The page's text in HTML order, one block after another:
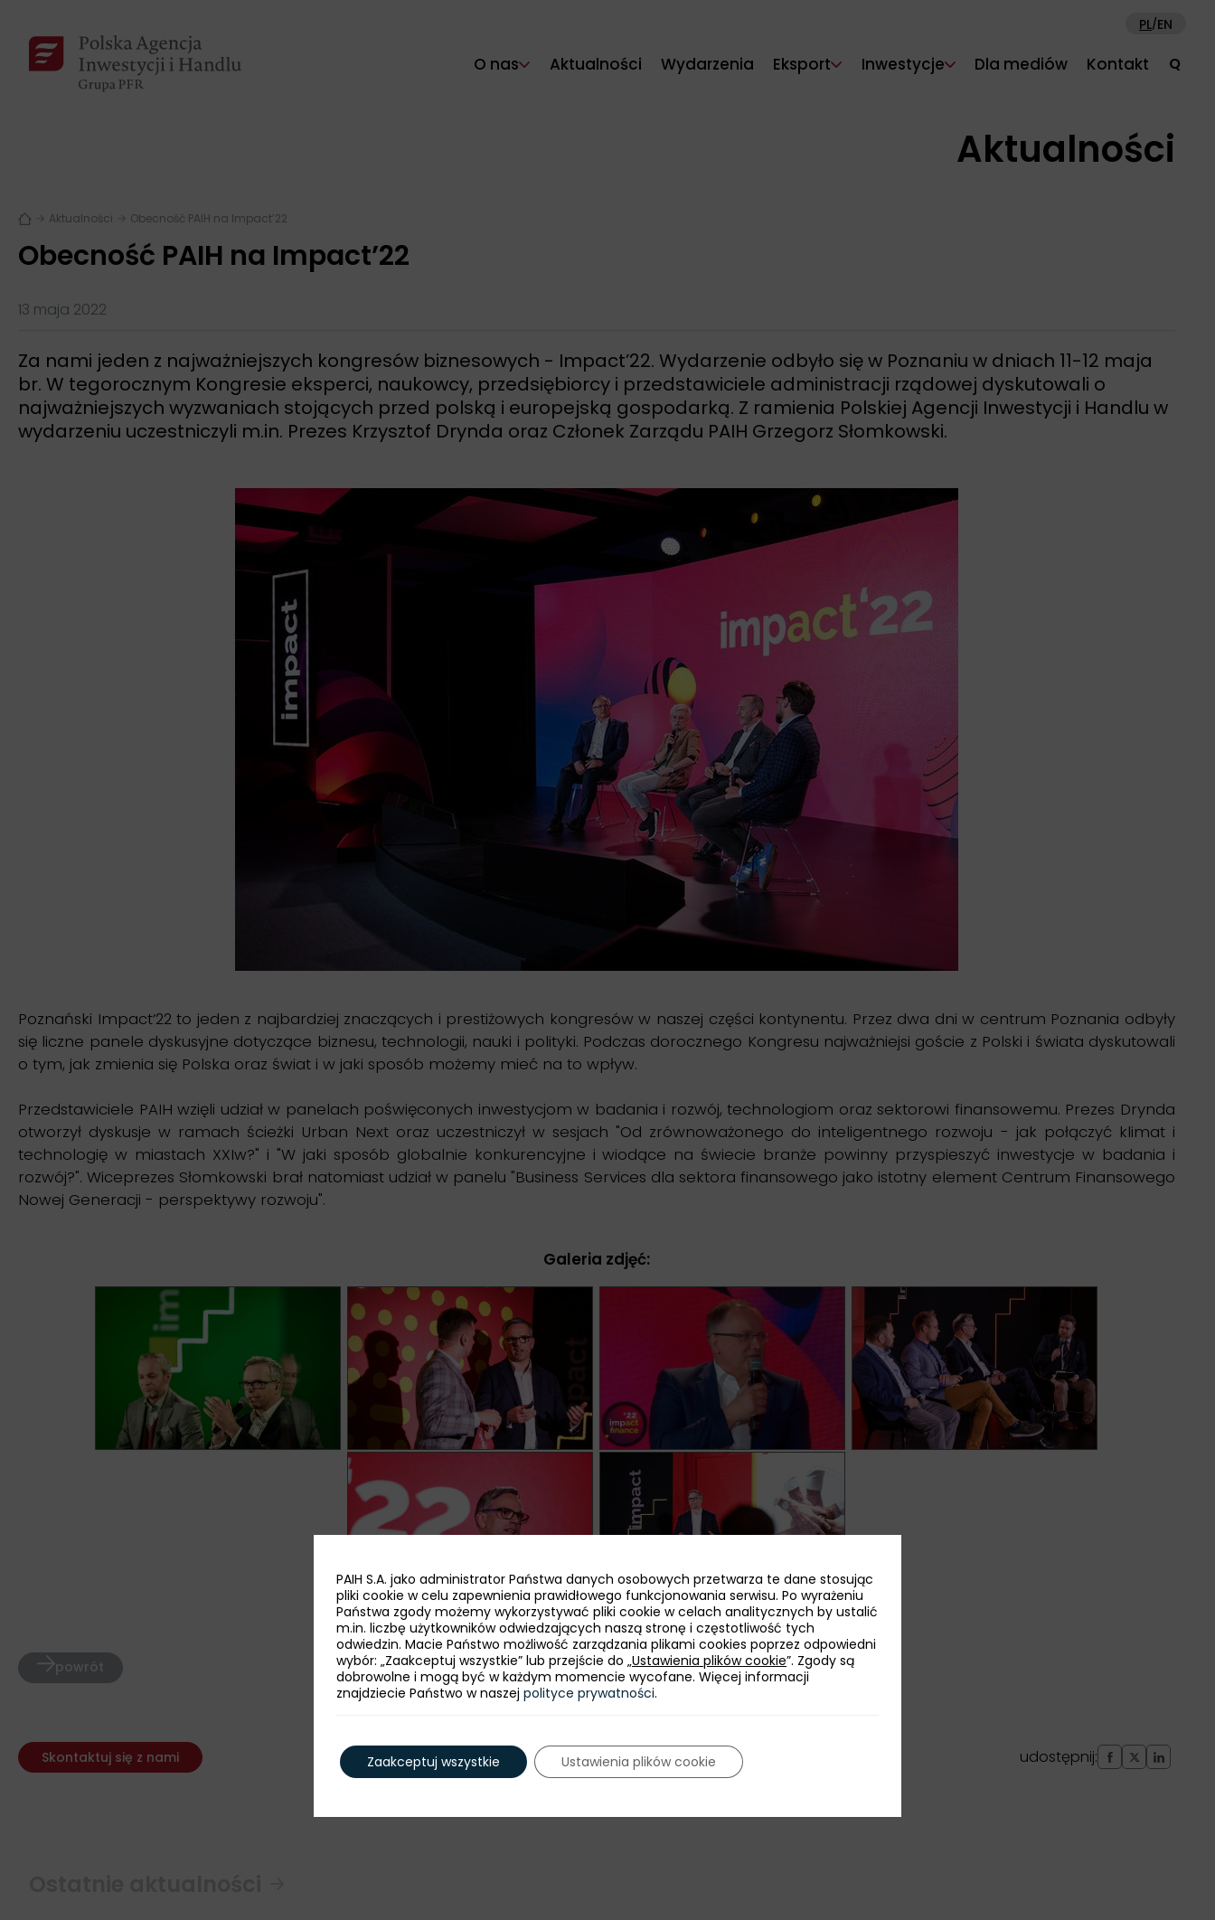
O nas Aktualności Wydarzenia Eksport Inwestycje Dla mediów Kontakt Q
PL/EN
Aktualności
Aktualności Obecność PAIH na Impact’22
Obecność PAIH na Impact’22
13 maja 2022
Za nami jeden z najważniejszych kongresów biznesowych - Impact’22. Wydarzenie odbyło się w Poznaniu w dniach 11-12 maja
br. W tegorocznym Kongresie eksperci, naukowcy, przedsiębiorcy i przedstawiciele administracji rządowej dyskutowali o
najważniejszych wyzwaniach stojących przed polską i europejską gospodarką. Z ramienia Polskiej Agencji Inwestycji i Handlu w
wydarzeniu uczestniczyli m.in. Prezes Krzysztof Drynda oraz Członek Zarządu PAIH Grzegorz Słomkowski.
Poznański Impact’22 to jeden z najbardziej znaczących i prestiżowych kongresów w naszej części kontynentu. Przez dwa dni w centrum Poznania odbyły
się liczne panele dyskusyjne dotyczące biznesu, technologii, nauki i polityki. Podczas dorocznego Kongresu najważniejsi goście z Polski i świata dyskutowali
o tym, jak zmienia się Polska oraz świat i w jaki sposób możemy mieć na to wpływ.
Przedstawiciele PAIH wzięli udział w panelach poświęconych inwestycjom w badania i rozwój, technologiom oraz sektorowi finansowemu. Prezes Drynda
otworzył dyskusje w ramach ścieżki Urban Next oraz uczestniczył w sesjach "Od zrównoważonego do inteligentnego rozwoju - jak połączyć klimat i
technologię w miastach XXIw?" i "W jaki sposób globalnie konkurencyjne i wiodące na świecie branże powinny przyspieszyć inwestycje w badania i
rozwój?". Wiceprezes Słomkowski brał natomiast udział w panelu "Business Services dla sektora finansowego jako istotny element Centrum Finansowego
Nowej Generacji - perspektywy rozwoju".
Galeria zdjęć:
powrót
Skontaktuj się z nami udostępnij:
PAIH S.A. jako administrator Państwa danych osobowych przetwarza te dane stosując
pliki cookie w celu zapewnienia prawidłowego funkcjonowania serwisu. Po wyrażeniu
Państwa zgody możemy wykorzystywać pliki cookie w celach analitycznych by ustalić
m.in. liczbę użytkowników odwiedzających naszą stronę i częstotliwość tych
odwiedzin. Macie Państwo możliwość zarządzania plikami cookies poprzez odpowiedni
wybór: „Zaakceptuj wszystkie” lub przejście do „Ustawienia plików cookie”. Zgody są
dobrowolne i mogą być w każdym momencie wycofane. Więcej informacji
znajdziecie Państwo w naszej polityce prywatności.
Zaakceptuj wszystkie Ustawienia plików cookie